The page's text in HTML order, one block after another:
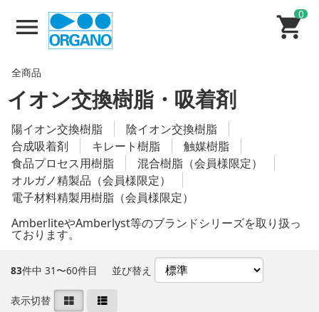
0
全商品
イオン交換樹脂・吸着剤
陽イオン交換樹脂
陰イオン交換樹脂
合成吸着剤
キレート樹脂
触媒樹脂
食品プロセス用樹脂
混合樹脂（会員様限定）
オルガノ精製品（会員様限定）
電子材料精製用樹脂（会員様限定）
AmberliteやAmberlyst等のブランドシリーズを取り扱っ
ております。
83件中 31〜60件目 並び替え
表示切替